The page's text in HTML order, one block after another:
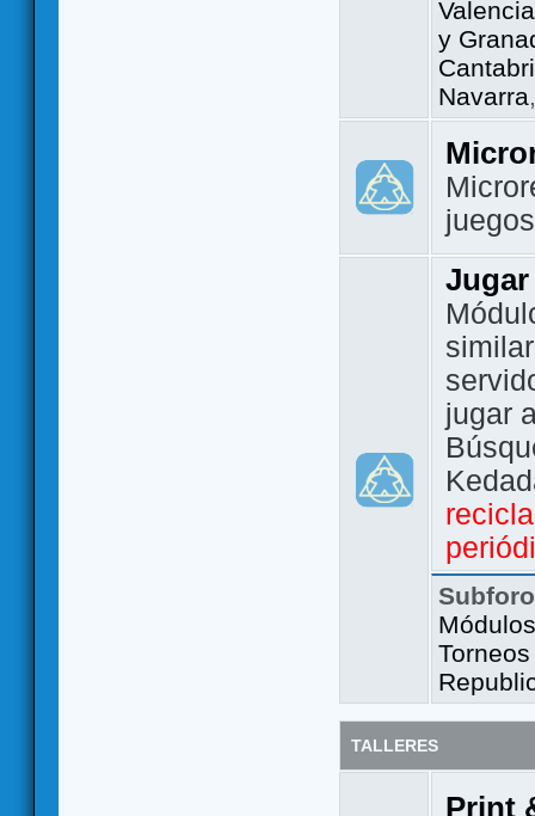
Valencia
y
Navarra
Jugar
jugar
TALLERES
Print